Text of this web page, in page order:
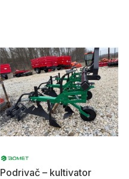
Podrivač – kultivator